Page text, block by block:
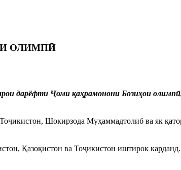
ОЛИМПӢ
дарёфти Ҷоми қаҳрамонони Бозиҳои
Шокирзода Муҳаммадтолиб ва як
Қазоқистон ва Тоҷикистон иштирок